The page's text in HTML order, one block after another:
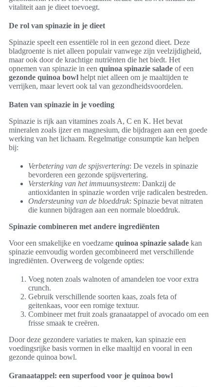
vitaliteit aan je dieet toevoegt.
De rol van spinazie in je dieet
Spinazie speelt een essentiële rol in een gezond dieet. Deze
bladgroente is niet alleen populair vanwege zijn veelzijdigheid,
maar ook door de krachtige nutriënten die het biedt. Het
opnemen van spinazie in een quinoa spinazie salade of een
gezonde quinoa bowl helpt niet alleen om je maaltijden te
verrijken, maar levert ook tal van gezondheidsvoordelen.
Baten van spinazie in je voeding
Spinazie is rijk aan vitamines zoals A, C en K. Het bevat
mineralen zoals ijzer en magnesium, die bijdragen aan een goede
werking van het lichaam. Regelmatige consumptie kan helpen
bij:
Verbetering van de spijsvertering: De vezels in spinazie
bevorderen een gezonde spijsvertering.
Versterking van het immuunsysteem: Dankzij de
antioxidanten in spinazie worden vrije radicalen bestreden.
Ondersteuning van de bloeddruk: Spinazie bevat nitraten
die kunnen bijdragen aan een normale bloeddruk.
Spinazie combineren met andere ingrediënten
Voor een smakelijke en voedzame quinoa spinazie salade kan
spinazie eenvoudig worden gecombineerd met verschillende
ingrediënten. Overweeg de volgende opties:
Voeg noten zoals walnoten of amandelen toe voor extra
crunch.
Gebruik verschillende soorten kaas, zoals feta of
geitenkaas, voor een romige textuur.
Combineer met fruit zoals granaatappel of avocado om een
frisse smaak te creëren.
Door deze gezondere variaties te maken, kan spinazie een
voedingsrijke basis vormen in elke maaltijd en vooral in een
gezonde quinoa bowl.
Granaatappel: een superfood voor je quinoa bowl